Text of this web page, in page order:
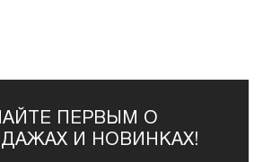
ПЕРВЫМ О
И НОВИНКАХ!